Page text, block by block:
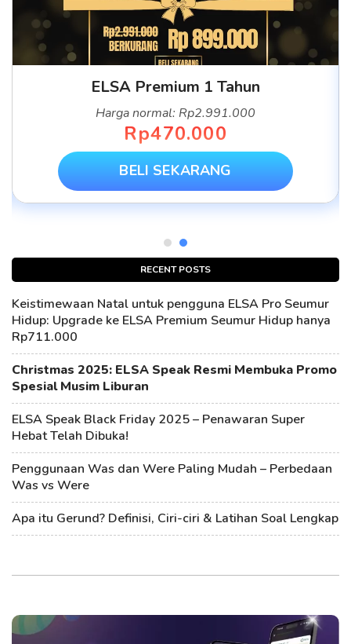
RECENT POSTS
Keistimewaan Natal untuk pengguna ELSA Pro Seumur
Hidup: Upgrade ke ELSA Premium Seumur Hidup hanya
Rp711.000
Christmas 2025: ELSA Speak Resmi Membuka Promo
Spesial Musim Liburan
ELSA Speak Black Friday 2025 – Penawaran Super
Hebat Telah Dibuka!
Penggunaan Was dan Were Paling Mudah – Perbedaan
Was vs Were
Apa itu Gerund? Definisi, Ciri-ciri & Latihan Soal Lengkap
ELSA Premium 1 Tahun
Harga normal: Rp2.991.000
Rp470.000
BELI SEKARANG